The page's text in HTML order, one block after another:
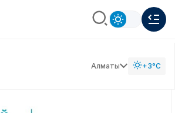
Алматы +3°C